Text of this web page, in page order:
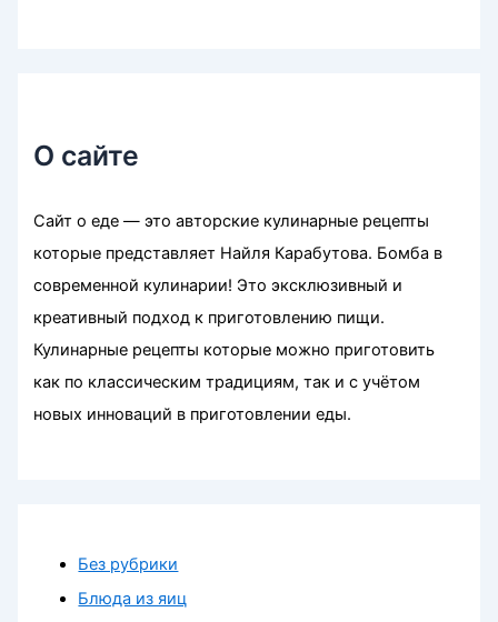
О сайте
Сайт о еде — это авторские кулинарные рецепты
которые представляет Найля Карабутова. Бомба в
современной кулинарии! Это эксклюзивный и
креативный подход к приготовлению пищи.
Кулинарные рецепты которые можно приготовить
как по классическим традициям, так и с учётом
новых инноваций в приготовлении еды.
Без рубрики
Блюда из яиц